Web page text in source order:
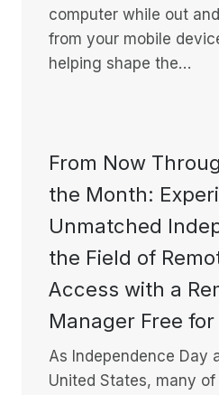
computer while out
from your mobile
helping shape the…
From Now
the Month:
Unmatched
the Field of
Access with a
Manager Free for
As Independence Day
United States, many